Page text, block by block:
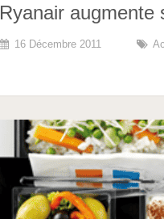
Ryanair augmente
16 Décembre 2011